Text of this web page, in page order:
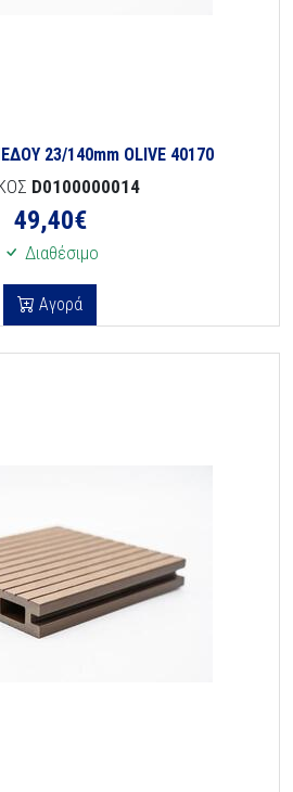
23/140mm OLIVE 40170
D0100000014
49,40€
Διαθέσιμο
Αγορά